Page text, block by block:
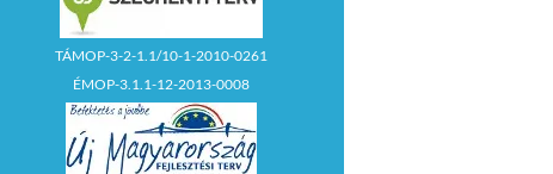
TÁMOP-3-2-1.1/10-1-2010-0261
ÉMOP-3.1.1-12-2013-0008